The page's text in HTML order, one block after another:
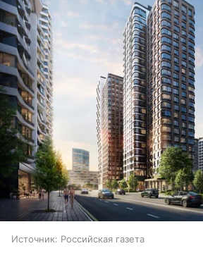
Источник: Российская газета